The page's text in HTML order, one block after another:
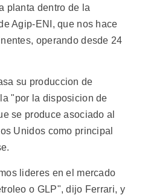
planta dentro de la
Agip-ENI, que nos hace
operando desde 24
su produccion de
"por la disposicion de
se produce asociado al
Unidos como principal
lideres en el mercado
o GLP", dijo Ferrari, y